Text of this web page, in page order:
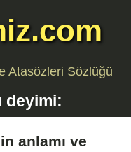
Atasözleri Sözlüğü
deyimi:
anlamı ve